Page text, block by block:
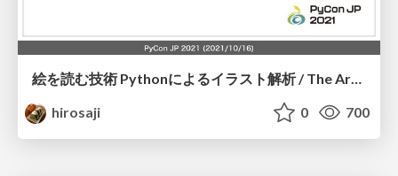
絵を読む技術 Pythonによるイラスト解析 / The Art of Reading Illustrations
hirosaji
0 700